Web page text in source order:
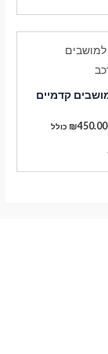
קדמיים
₪450.00
טווח
כולל